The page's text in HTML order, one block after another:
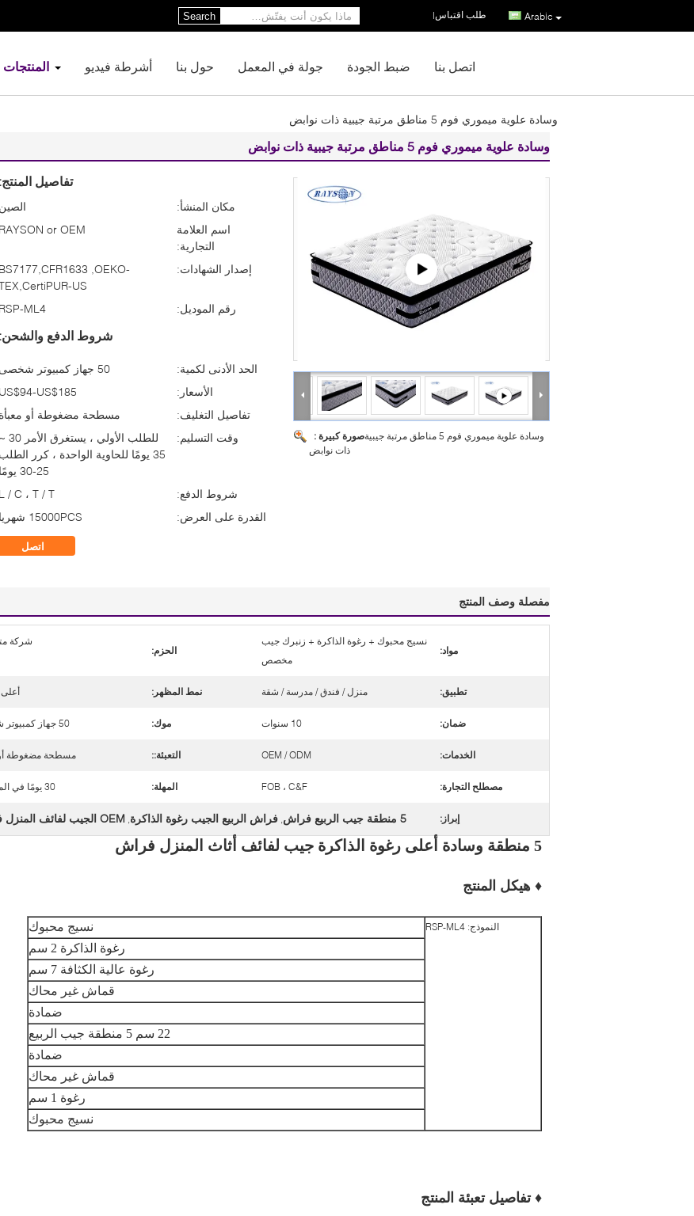
Arabic طلب اقتباس|
Search
المنتجات أشرطة فيديو حول بنا جولة في المعمل ضبط الجودة اتصل بنا
وسادة علوية ميموري فوم 5 مناطق مرتبة جيبية ذات نوابض
وسادة علوية ميموري فوم 5 مناطق مرتبة جيبية ذات نوابض
صورة كبيرة :وسادة علوية ميموري فوم 5 مناطق مرتبة جيبية
ذات نوابض
تفاصيل المنتج:
مكان المنشأ:
الصين
اسم العلامة
التجارية:
RAYSON or OEM
إصدار الشهادات:
BS7177,CFR1633 ,OEKO-
US
رقم الموديل:
RSP-ML4
شروط الدفع والشحن:
الحد الأدنى لكمية:
50 جهاز كمبيوتر شخصى
الأسعار:
US$94-US$185
تفاصيل التغليف:
مسطحة مضغوطة أو معبأة
وقت التسليم:
للطلب الأولي ، يستغرق الأمر 30 ~
35 يومًا للحاوية الواحدة ، كرر الطلب
25-30 يومًا
شروط الدفع:
L / C ، T / T
القدرة على العرض:
15000PCS شهريا
اتصل
مفصلة وصف المنتج
مواد:
نسيج محبوك + رغوة الذاكرة + زنبرك جيب
مخصص
الحزم:
شركة
تطبيق: منزل / فندق / مدرسة / شقة نمط المظهر:
ضمان: 10 سنوات موك: 50 جهاز كمبيوتر شخصى
الخدمات: OEM / ODM التعبئة:: مسطحة مضغوطة أو
مصطلح التجارة: FOB ، C&F المهلة: 30 يومًا في المتوسط
إبراز: 5 منطقة جيب الربيع فراش , فراش الربيع الجيب رغوة الذاكرة, OEM الجيب لفائف المنزل فراش
5 منطقة وسادة أعلى رغوة الذاكرة جيب لفائف أثاث المنزل فراش
♦ هيكل المنتج
النموذج: RSP-ML4
نسيج محبوك
رغوة الذاكرة 2 سم
رغوة عالية الكثافة 7 سم
قماش غير محاك
ضمادة
22 سم 5 منطقة جيب الربيع
ضمادة
قماش غير محاك
رغوة 1 سم
نسيج محبوك
♦ تفاصيل تعبئة المنتج